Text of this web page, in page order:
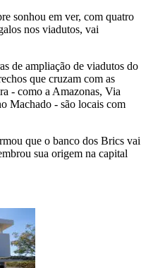
sonhou em ver, com quatro
nos viadutos, vai
de ampliação de viadutos do
que cruzam com as
- como a Amazonas, Via
Machado - são locais com
que o banco dos Brics vai
sua origem na capital